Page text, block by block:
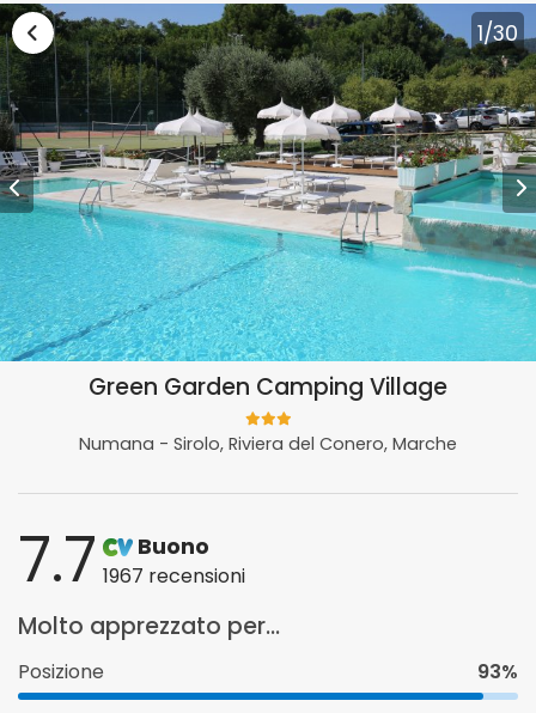
Vai alla lista vacanze Marche 1/30
Green Garden Camping Village
Numana - Sirolo, Riviera del Conero, Marche
7.7 Buono
1967 recensioni
Molto apprezzato per...
Posizione 93%